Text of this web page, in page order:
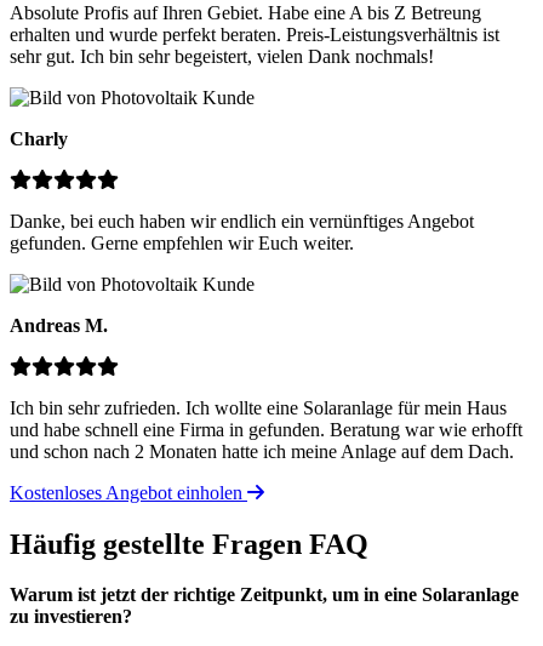
Absolute Profis auf Ihren Gebiet. Habe eine A bis Z Betreung
erhalten und wurde perfekt beraten. Preis-Leistungsverhältnis ist
sehr gut. Ich bin sehr begeistert, vielen Dank nochmals!
Charly
Danke, bei euch haben wir endlich ein vernünftiges Angebot
gefunden. Gerne empfehlen wir Euch weiter.
Andreas M.
Ich bin sehr zufrieden. Ich wollte eine Solaranlage für mein Haus
und habe schnell eine Firma in gefunden. Beratung war wie erhofft
und schon nach 2 Monaten hatte ich meine Anlage auf dem Dach.
Kostenloses Angebot einholen
Häufig gestellte Fragen FAQ
Warum ist jetzt der richtige Zeitpunkt, um in eine Solaranlage
zu investieren?